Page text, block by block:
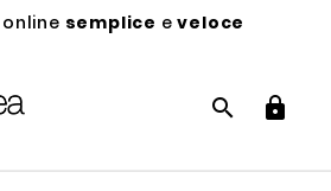
semplice eveloce
 